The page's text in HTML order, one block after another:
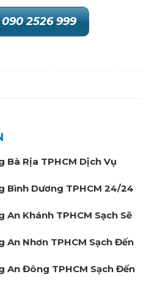
090 2526 999
Bà Rịa TPHCM Dịch Vụ
Bình Dương TPHCM 24/24
An Khánh TPHCM Sạch Sẽ
An Nhơn TPHCM Sạch Đến
An Đông TPHCM Sạch Đến